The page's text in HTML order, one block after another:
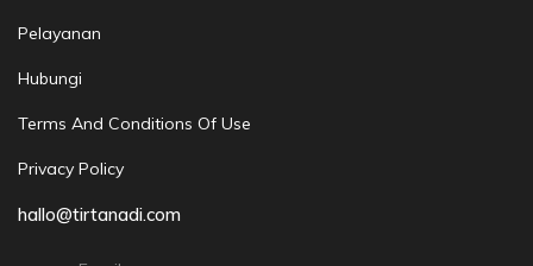
Pelayanan
Hubungi
Terms And Conditions Of Use
Privacy Policy
hallo@tirtanadi.com